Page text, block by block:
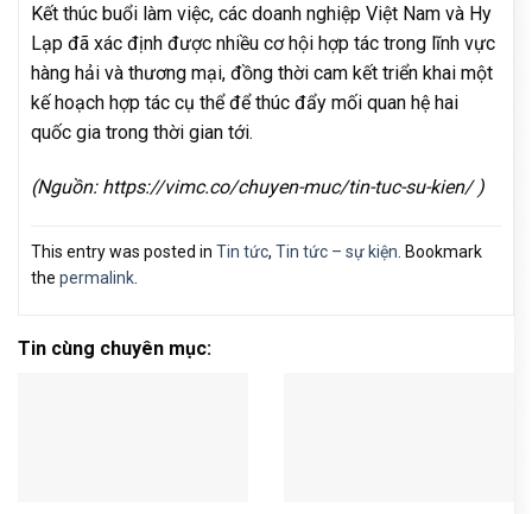
Kết thúc buổi làm việc, các doanh nghiệp Việt Nam và Hy
Lạp đã xác định được nhiều cơ hội hợp tác trong lĩnh vực
hàng hải và thương mại, đồng thời cam kết triển khai một
kế hoạch hợp tác cụ thể để thúc đẩy mối quan hệ hai
quốc gia trong thời gian tới.
(Nguồn: https://vimc.co/chuyen-muc/tin-tuc-su-kien/ )
This entry was posted in Tin tức, Tin tức – sự kiện. Bookmark
the permalink.
Tin cùng chuyên mục: